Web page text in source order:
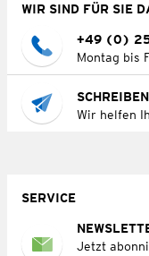
WIR SIND FÜR SIE
+49 (0)
Montag bis
Wir helfen
SERVICE
Jetzt